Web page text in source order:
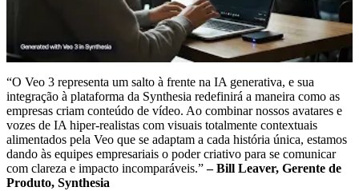
“O Veo 3 representa um salto à frente na IA generativa, e sua
integração à plataforma da Synthesia redefinirá a maneira como as
empresas criam conteúdo de vídeo. Ao combinar nossos avatares e
vozes de IA hiper-realistas com visuais totalmente contextuais
alimentados pela Veo que se adaptam a cada história única, estamos
dando às equipes empresariais o poder criativo para se comunicar
com clareza e impacto incomparáveis.”– Bill Leaver, Gerente de
Produto, Synthesia